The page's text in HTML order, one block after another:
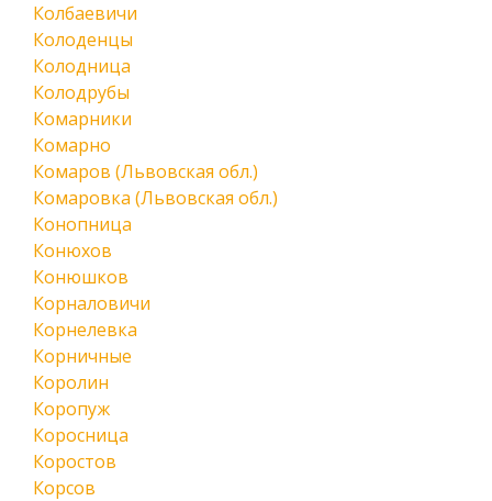
Колбаевичи
Колоденцы
Колодница
Колодрубы
Комарники
Комарно
Комаров (Львовская обл.)
Комаровка (Львовская обл.)
Конопница
Конюхов
Конюшков
Корналовичи
Корнелевка
Корничные
Королин
Коропуж
Коросница
Коростов
Корсов